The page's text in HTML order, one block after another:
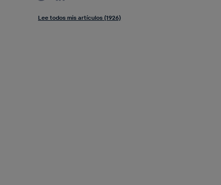
Lee todos mis artículos (1926)